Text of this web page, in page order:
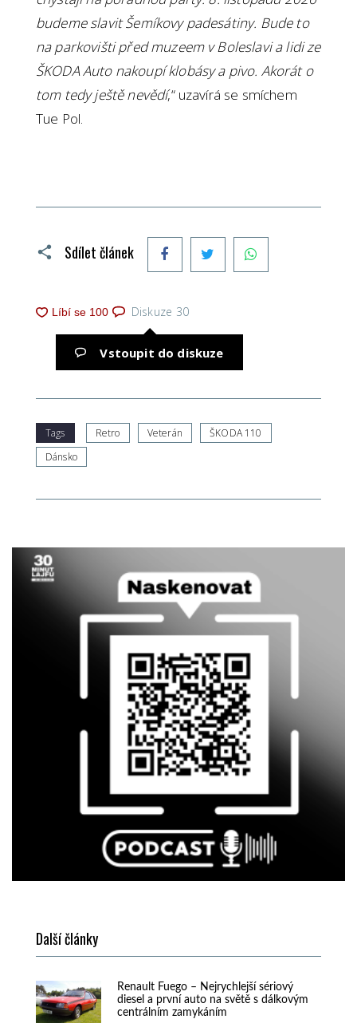
budeme slavit Šemíkovy padesátiny. Bude to
na parkovišti před muzeem v Boleslavi a lidi ze
ŠKODA Auto nakoupí klobásy a pivo. Akorát o
tom tedy ještě nevědí,“ uzavírá se smíchem
Tue Pol.
Sdílet článek FacebookTwitter
Diskuze 30
Vstoupit do diskuze
Tags Retro Veterán
ŠKODA 110
Dánsko
Další články
Renault Fuego – Nejrychlejší sériový
diesel a první auto na světě s dálkovým
centrálním zamykáním